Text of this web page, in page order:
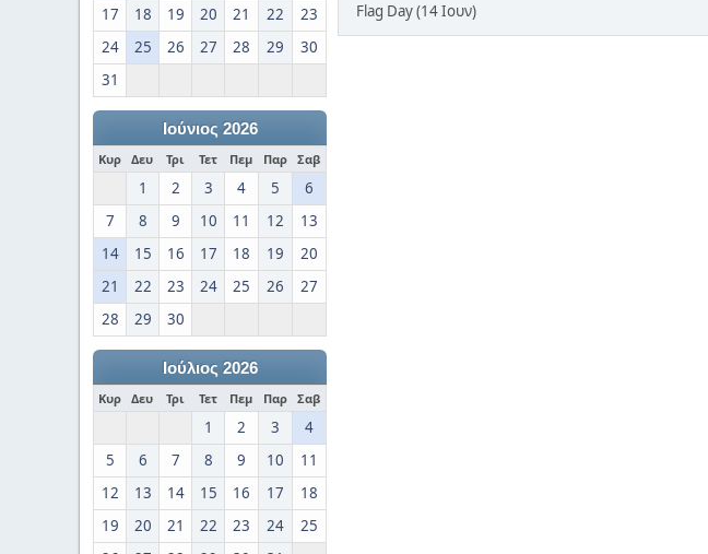
17
18 19 20 21 22
23
24
25 26 27 28 29
30
31
Ιούνιος 2026
Κυρ Δευ Τρι Τετ Πεμ Παρ Σαβ
1 2 3 4 5
6
7
8 9 10 11 12
13
14
15 16 17 18 19
20
21
22 23 24 25 26
27
28
29 30
Ιούλιος 2026
Κυρ Δευ Τρι Τετ Πεμ Παρ Σαβ
1 2 3
4
5
6 7 8 9 10
11
12
13 14 15 16 17
18
19
20 21 22 23 24
25
Flag Day (14 Ιουν)